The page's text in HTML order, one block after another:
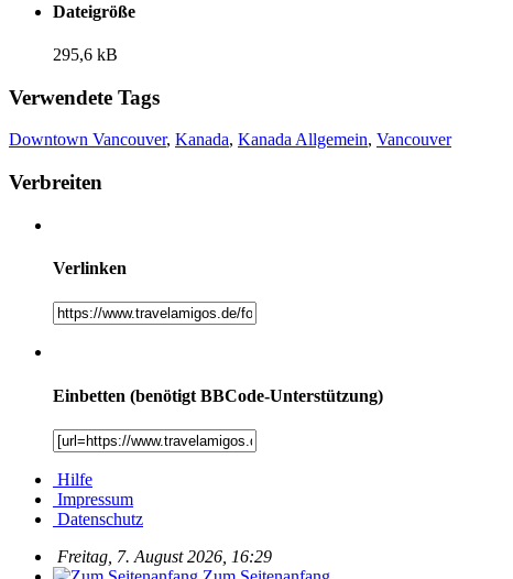
Dateigröße
295,6 kB
Verwendete Tags
Downtown Vancouver, Kanada, Kanada Allgemein, Vancouver
Verbreiten
Verlinken
Einbetten (benötigt BBCode-Unterstützung)
Hilfe
Impressum
Datenschutz
Freitag, 7. August 2026, 16:29